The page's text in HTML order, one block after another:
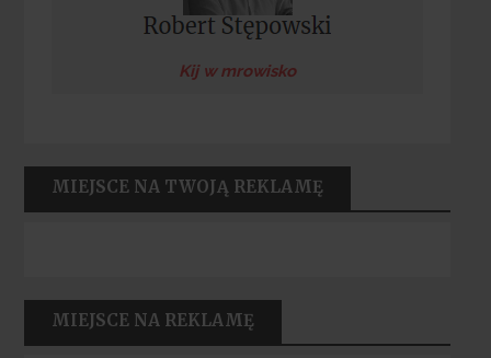
Kij w mrowisko
MIEJSCE NA TWOJĄ REKLAMĘ
MIEJSCE NA REKLAMĘ